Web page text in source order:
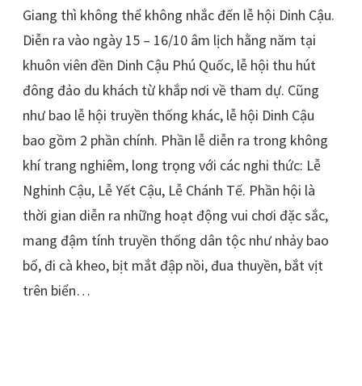
Giang thì không thể không nhắc đến lễ hội Dinh Cậu.
Diễn ra vào ngày 15 – 16/10 âm lịch hằng năm tại
khuôn viên đền Dinh Cậu Phú Quốc, lễ hội thu hút
đông đảo du khách từ khắp nơi về tham dự. Cũng
như bao lễ hội truyền thống khác, lễ hội Dinh Cậu
bao gồm 2 phần chính. Phần lễ diễn ra trong không
khí trang nghiêm, long trọng với các nghi thức: Lễ
Nghinh Cậu, Lễ Yết Cậu, Lễ Chánh Tế. Phần hội là
thời gian diễn ra những hoạt động vui chơi đặc sắc,
mang đậm tính truyền thống dân tộc như nhảy bao
bố, đi cà kheo, bịt mắt đập nồi, đua thuyền, bắt vịt
trên biển…